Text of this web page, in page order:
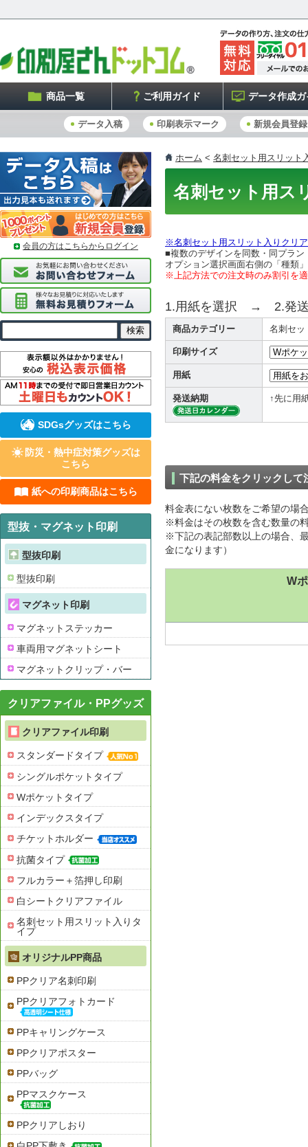
商品一覧 ご利用ガイド データ作成ガ
データ入稿 印刷表示マーク 新規会員登録
ホーム < 名刺セット用スリット
名刺セット用ス
※名刺セット用スリット入りクリ
■複数のデザインを同数・同プラ
オプション選択画面右側の「種類
※上記方法での注文時のみ割引を
1.用紙を選択 → 2.発
商品カテゴリー 名刺セッ
印刷サイズ
用紙
発送納期 ↑先に用
下記の料金をクリックして
料金表にない枚数をご希望の場
※料金はその枚数を含む数量の
※下記の表記部数以上の場合、
金になります）
W
会員の方はこちらからログイン
SDGsグッズはこちら
防災・熱中症対策グッズは
こちら
紙への印刷商品はこちら
型抜・マグネット印刷
型抜印刷
型抜印刷
マグネット印刷
マグネットステッカー
車両用マグネットシート
マグネットクリップ・バー
クリアファイル・PPグッズ
クリアファイル印刷
スタンダードタイプ
シングルポケットタイプ
Wポケットタイプ
インデックスタイプ
チケットホルダー
抗菌タイプ
フルカラー＋箔押し印刷
白シートクリアファイル
名刺セット用スリット入りタ
イプ
オリジナルPP商品
PPクリア名刺印刷
PPクリアフォトカード
PPキャリングケース
PPクリアポスター
PPバッグ
PPマスクケース
PPクリアしおり